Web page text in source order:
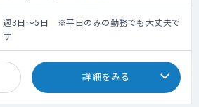
・看護師・レントゲン技師・クラーク3-4人で
サポートしていきますので、診療に集中でき
る環境
・看護師にも研修制度あり
・エコー（各診察室、リハビリ室にある）、
レントゲン、骨密度の検査設備
・レセプトチェック不要（医療事務）＋自
賠、労災等の書類補助有
週4 1,800-2,400万円程度
週5 2,250-3,000万円程度
※面談後の提示となります。
週3日～5日 ※平日のみの勤務でも大丈夫で
す
詳細をみる